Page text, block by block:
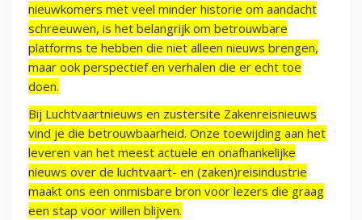
nieuwkomers met veel minder historie om aandacht
schreeuwen, is het belangrijk om betrouwbare
platforms te hebben die niet alleen nieuws brengen,
maar ook perspectief en verhalen die er echt toe
doen.
Bij Luchtvaartnieuws en zustersite Zakenreisnieuws
vind je die betrouwbaarheid. Onze toewijding aan het
leveren van het meest actuele en onafhankelijke
nieuws over de luchtvaart- en (zaken)reisindustrie
maakt ons een onmisbare bron voor lezers die graag
een stap voor willen blijven.